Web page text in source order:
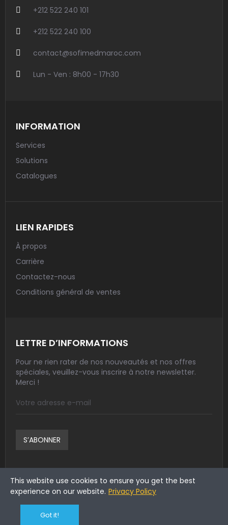
+212 522 240 101
+212 522 240 100
contact@sofimedmaroc.com
Lun - Ven : 8h00 - 17h30
INFORMATION
Services
Solutions
Catalogues
LIEN RAPIDES
À propos
Carrière
Contactez-nous
Conditions général de ventes
LETTRE D’INFORMATIONS
Pour ne rien rater de nos nouveautés et nos offres
spéciales, veuillez-vous inscrire à notre newsletter.
Merci !
S’ABONNER
© 2023 SOFIMED MAROC
This website use cookies to ensure you get the best
experience on our website. Privacy Policy
Got it!